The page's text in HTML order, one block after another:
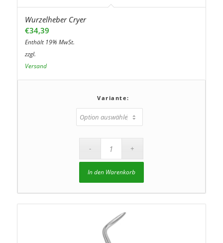
Wurzelheber Cryer
€34,39
Enthält 19% MwSt.
zzgl.
Versand
Variante:
In den Warenkorb